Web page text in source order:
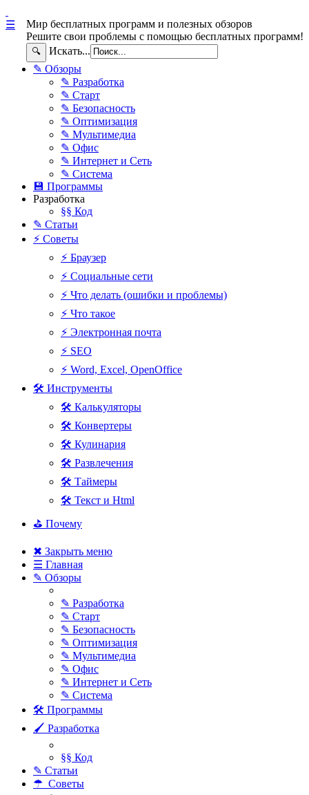
Мир бесплатных программ и полезных обзоров
Решите свои проблемы с помощью бесплатных программ!
🔍 Искать...
☰
✎ Обзоры
✎ Разработка
✎ Старт
✎ Безопасность
✎ Оптимизация
✎ Мультимедиа
✎ Офис
✎ Интернет и Сеть
✎ Система
💾 Программы
Разработка
§§ Код
✎ Статьи
⚡ Советы
⚡ Браузер
⚡ Социальные сети
⚡ Что делать (ошибки и проблемы)
⚡ Что такое
⚡ Электронная почта
⚡ SEO
⚡ Word, Excel, OpenOffice
🛠 Инструменты
🛠 Калькуляторы
🛠 Конвертеры
🛠 Кулинария
🛠 Развлечения
🛠 Таймеры
🛠 Текст и Html
⛳ Почему
✖ Закрыть меню
☰ Главная
✎ Обзоры
✎ Разработка
✎ Старт
✎ Безопасность
✎ Оптимизация
✎ Мультимедиа
✎ Офис
✎ Интернет и Сеть
✎ Система
🛠 Программы
🖌 Разработка
§§ Код
✎ Статьи
☂ Советы